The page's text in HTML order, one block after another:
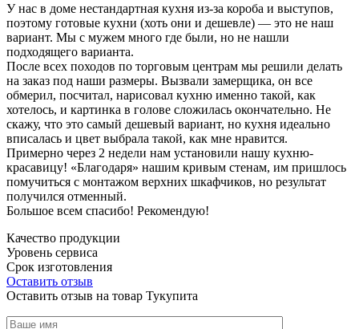
У нас в доме нестандартная кухня из-за короба и выступов,
поэтому готовые кухни (хоть они и дешевле) — это не наш
вариант. Мы с мужем много где были, но не нашли
подходящего варианта.
После всех походов по торговым центрам мы решили делать
на заказ под наши размеры. Вызвали замерщика, он все
обмерил, посчитал, нарисовал кухню именно такой, как
хотелось, и картинка в голове сложилась окончательно. Не
скажу, что это самый дешевый вариант, но кухня идеально
вписалась и цвет выбрала такой, как мне нравится.
Примерно через 2 недели нам установили нашу кухню-
красавицу! «Благодаря» нашим кривым стенам, им пришлось
помучиться с монтажом верхних шкафчиков, но результат
получился отменный.
Большое всем спасибо! Рекомендую!
Качество продукции
Уровень сервиса
Срок изготовления
Оставить отзыв
Оставить отзыв на товар Тукупита